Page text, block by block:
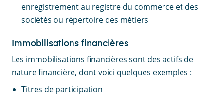
enregistrement au registre du commerce et des
sociétés ou répertoire des métiers
Immobilisations financières
Les immobilisations financières sont des actifs de
nature financière, dont voici quelques exemples :
Titres de participation